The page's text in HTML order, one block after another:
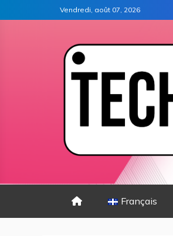
Vendredi, août 07, 2026
Français